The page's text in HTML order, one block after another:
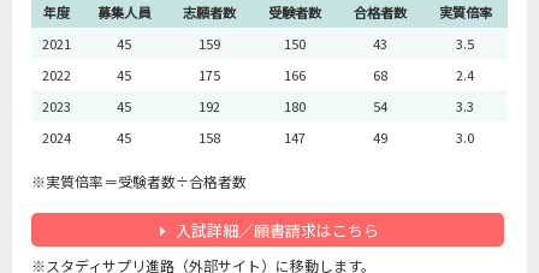
2018
3 85 84 10
8.4
2019
49 48 8
6.0
2020
13 13 5 2.6
立教大-文-英米文＜個別学部＞
年度
募集人員 志願者数 受験者数 合格者数
実質倍率
2021
45 159 150 43
3.5
2022
45 175 166 68
2.4
2023
45 192 180 54
3.3
2024
45 158 147 49 3.0
※実質倍率＝受験者数÷合格者数
入試詳細／願書請求はこちら
※スタディサプリ進路（外部サイト）に移動します。